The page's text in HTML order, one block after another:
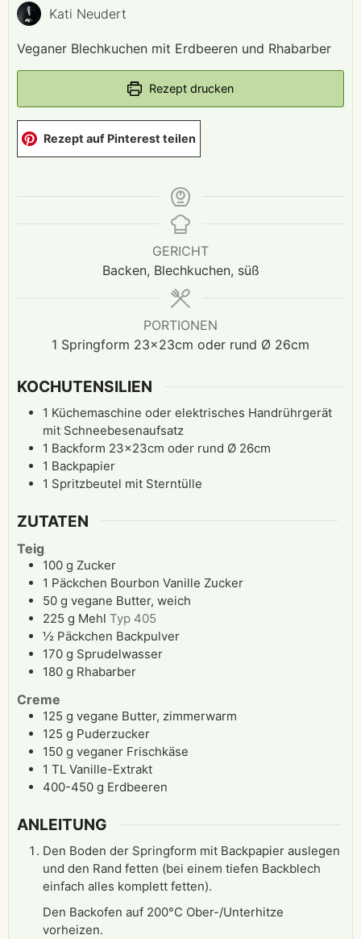
Kati Neudert
Veganer Blechkuchen mit Erdbeeren und Rhabarber
Rezept drucken
Rezept auf Pinterest teilen
GERICHT
Backen, Blechkuchen, süß
PORTIONEN
1 Springform 23x23cm oder rund Ø 26cm
KOCHUTENSILIEN
1 Küchemaschine oder elektrisches Handrührgerät
mit Schneebesenaufsatz
1 Backform 23x23cm oder rund Ø 26cm
1 Backpapier
1 Spritzbeutel mit Sterntülle
ZUTATEN
Teig
100 g Zucker
1 Päckchen Bourbon Vanille Zucker
50 g vegane Butter, weich
225 g Mehl Typ 405
½ Päckchen Backpulver
170 g Sprudelwasser
180 g Rhabarber
Creme
125 g vegane Butter, zimmerwarm
125 g Puderzucker
150 g veganer Frischkäse
1 TL Vanille-Extrakt
400-450 g Erdbeeren
ANLEITUNG
Den Boden der Springform mit Backpapier auslegen
und den Rand fetten (bei einem tiefen Backblech
einfach alles komplett fetten).
Den Backofen auf 200°C Ober-/Unterhitze
vorheizen.